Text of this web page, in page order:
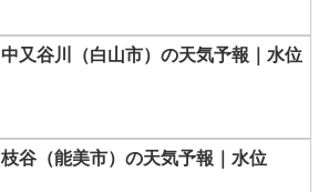
中又谷川（白山市）の天気予報｜水位
枝谷（能美市）の天気予報｜水位